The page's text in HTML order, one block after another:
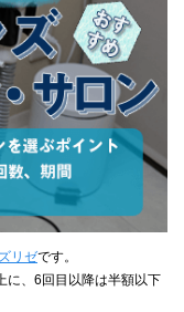
リゼです。
に、6回目以降は半額以下